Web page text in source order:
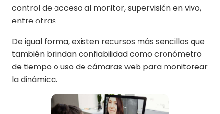
control de acceso al monitor, supervisión en vivo,
entre otras.
De igual forma, existen recursos más sencillos que
también brindan confiabilidad como cronómetro
de tiempo o uso de cámaras web para monitorear
la dinámica.